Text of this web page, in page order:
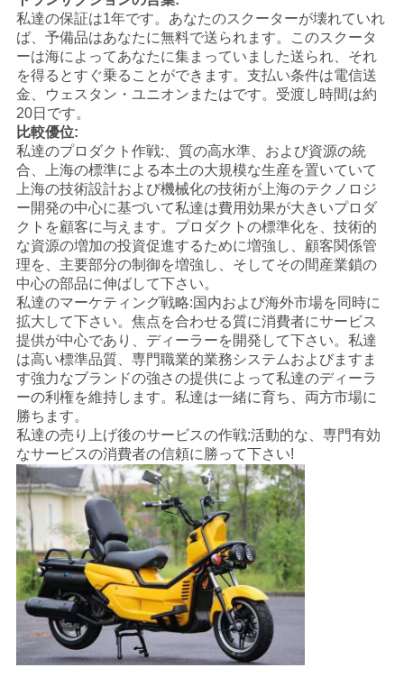
ー
私達の保証は1年です。あなたのスクーターが壊れていれ
ば、予備品はあなたに無料で送られます。このスクータ
ーは海によってあなたに集まっていました送られ、それ
を得るとすぐ乗ることができます。支払い条件は電信送
金、ウェスタン・ユニオンまたはです。受渡し時間は約
20日です。
比較優位:
私達のプロダクト作戦:、質の高水準、および資源の統
合、上海の標準による本土の大規模な生産を置いていて
上海の技術設計および機械化の技術が上海のテクノロジ
ー開発の中心に基づいて私達は費用効果が大きいプロダ
クトを顧客に与えます。プロダクトの標準化を、技術的
な資源の増加の投資促進するために増強し、顧客関係管
理を、主要部分の制御を増強し、そしてその間産業鎖の
中心の部品に伸ばして下さい。
私達のマーケティング戦略:国内および海外市場を同時に
拡大して下さい。焦点を合わせる質に消費者にサービス
提供が中心であり、ディーラーを開発して下さい。私達
は高い標準品質、専門職業的業務システムおよびますま
す強力なブランドの強さの提供によって私達のディーラ
ーの利権を維持します。私達は一緒に育ち、両方市場に
勝ちます。
私達の売り上げ後のサービスの作戦:活動的な、専門有効
なサービスの消費者の信頼に勝って下さい!